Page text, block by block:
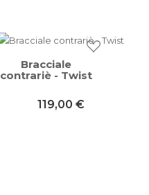
Bracciale
contrariè - Twist
119,00 €